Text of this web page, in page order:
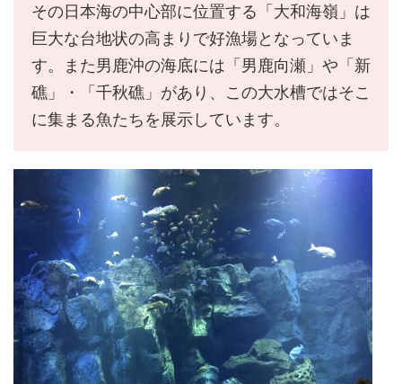
その日本海の中心部に位置する「大和海嶺」は
巨大な台地状の高まりで好漁場となっていま
す。また男鹿沖の海底には「男鹿向瀬」や「新
礁」・「千秋礁」があり、この大水槽ではそこ
に集まる魚たちを展示しています。